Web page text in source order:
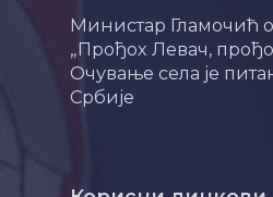
Министар Гламочић
„Прођох Левач,
Очување села је
Србије